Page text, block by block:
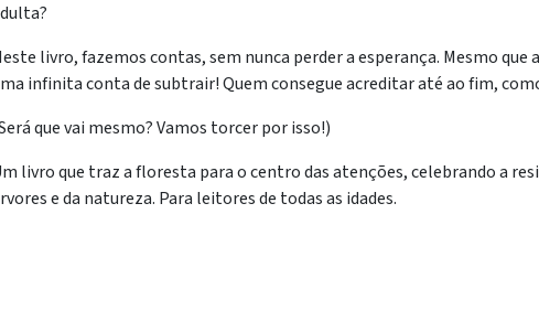
livro, fazemos contas, sem nunca perder a esperança. Mesmo
infinita conta de subtrair! Quem consegue acreditar até ao fim,
que vai mesmo? Vamos torcer por isso!)
livro que traz a floresta para o centro das atenções, celebrando a
e da natureza. Para leitores de todas as idades.